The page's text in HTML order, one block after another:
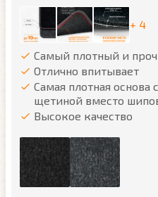
+ 4
Самый плотный и
Отлично впитывает
Самая плотная основа
щетиной вместо
Высокое качество